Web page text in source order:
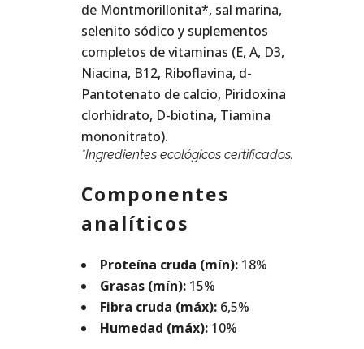
de Montmorillonita*, sal marina,
selenito sódico y suplementos
completos de vitaminas (E, A, D3,
Niacina, B12, Riboflavina, d-
Pantotenato de calcio, Piridoxina
clorhidrato, D-biotina, Tiamina
mononitrato).
*Ingredientes ecológicos certificados.
Componentes
analíticos
Proteína cruda (mín): 18%
Grasas (mín): 15%
Fibra cruda (máx): 6,5%
Humedad (máx): 10%